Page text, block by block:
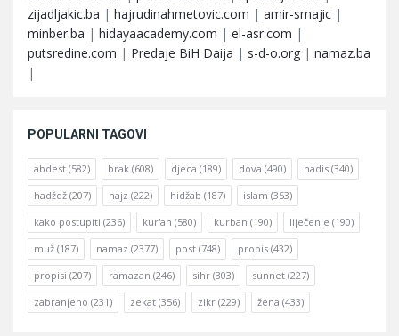
zijadljakic.ba | hajrudinahmetovic.com | amir-smajic |
minber.ba | hidayaacademy.com | el-asr.com |
putsredine.com | Predaje BiH Daija | s-d-o.org | namaz.ba
|
POPULARNI TAGOVI
abdest (582) brak (608) djeca (189) dova (490) hadis (340)
hadždž (207) hajz (222) hidžab (187) islam (353)
kako postupiti (236) kur'an (580) kurban (190) liječenje (190)
muž (187) namaz (2377) post (748) propis (432)
propisi (207) ramazan (246) sihr (303) sunnet (227)
zabranjeno (231) zekat (356) zikr (229) žena (433)